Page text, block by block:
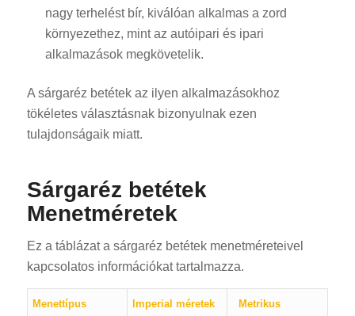
nagy terhelést bír, kiválóan alkalmas a zord
környezethez, mint az autóipari és ipari
alkalmazások megkövetelik.
A sárgaréz betétek az ilyen alkalmazásokhoz
tökéletes választásnak bizonyulnak ezen
tulajdonságaik miatt.
Sárgaréz betétek
Menetméretek
Ez a táblázat a sárgaréz betétek menetméreteivel
kapcsolatos információkat tartalmazza.
Menettípus
Imperial méretek
Metrikus